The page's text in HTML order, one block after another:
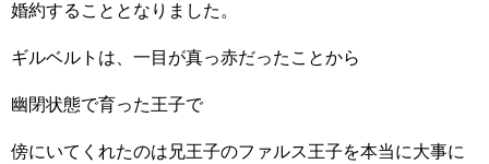
婚約することとなりました。
ギルベルトは、一目が真っ赤だったことから
幽閉状態で育った王子で
傍にいてくれたのは兄王子のファルス王子を本当に大事に